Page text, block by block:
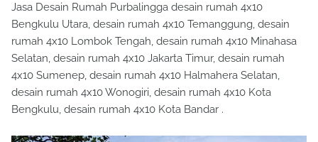
Jasa Desain Rumah Purbalingga desain rumah 4x10
Bengkulu Utara, desain rumah 4x10 Temanggung, desain
rumah 4x10 Lombok Tengah, desain rumah 4x10 Minahasa
Selatan, desain rumah 4x10 Jakarta Timur, desain rumah
4x10 Sumenep, desain rumah 4x10 Halmahera Selatan,
desain rumah 4x10 Wonogiri, desain rumah 4x10 Kota
Bengkulu, desain rumah 4x10 Kota Bandar .